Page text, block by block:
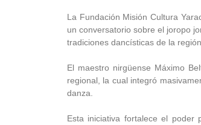
La Fundación Misión Cultura
un conversatorio sobre el joropo
tradiciones dancísticas de la región.
El maestro nirgüense Máximo
regional, la cual integró
danza.
Esta iniciativa fortalece el poder